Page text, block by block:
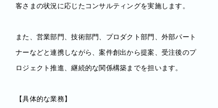
客さまの状況に応じたコンサルティングを実施します。
また、営業部門、技術部門、プロダクト部門、外部パート
ナーなどと連携しながら、案件創出から提案、受注後のプ
ロジェクト推進、継続的な関係構築までを担います。
【具体的な業務】